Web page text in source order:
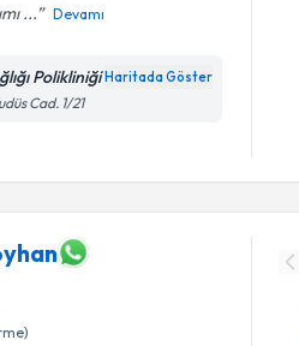
...
Devamı
PolikliniğiHaritada Göster
Cad. 1/21